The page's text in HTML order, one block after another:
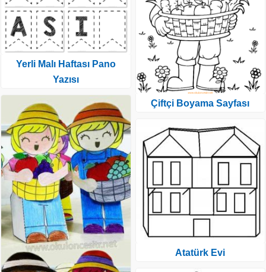
Yerli Malı Haftası Pano
Yazısı
Çiftçi Boyama Sayfası
Atatürk Evi